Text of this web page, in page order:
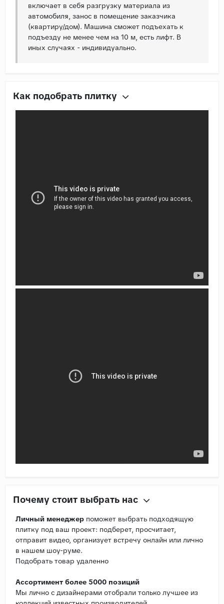
включает в себя разгрузку материала из
автомобиля, занос в помещение заказчика
(квартиру/дом). Машина сможет подъехать к
подъезду не менее чем на 10 м, есть лифт. В
иных случаях - индивидуально.
Как подобрать плитку
Почему стоит выбрать нас
Личный менеджер поможет выбрать подходящую
плитку под ваш проект: подберет, просчитает,
отправит видео, организует встречу онлайн или лично
в нашем шоу-руме.
Подобрать товар удаленно
Ассортимент более 5000 позиций
Мы лично с дизайнерами отобрали только лучшее из